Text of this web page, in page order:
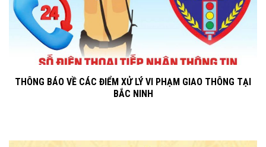
THÔNG BÁO VỀ CÁC ĐIỂM XỬ LÝ VI PHẠM GIAO THÔNG TẠI
BẮC NINH